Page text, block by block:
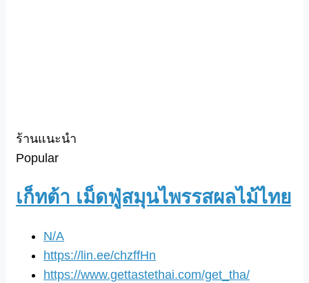
ร้านแนะนำ
Popular
เก็ทต้า เม็ดฟู่สมุนไพรรสผลไม้ไทย
N/A
https://lin.ee/chzffHn
https://www.gettastethai.com/get_tha/